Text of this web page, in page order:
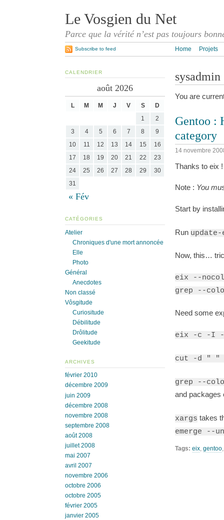
Le Vosgien du Net
Parce que la vérité n’est pas toujours
Home Projets
Subscribe to feed
sysadmin
You are
Gentoo :
category
14 novembre
Thanks to eix !
Note : You
Start by
Run
Now, this…
eix --
grep --
Need some
eix -c -I -
cut -d " "
grep --
and packages
xargs takes
emerge --
Tags: eix, gentoo
CALENDRIER
août 2026
L M M J V S D
« Fév
1
2
3
4 5 6 7 8
9
10
11 12 13 14 15
16
17
18 19 20 21 22
23
24
25 26 27 28 29
30
31
CATÉGORIES
Atelier
Chroniques d'une mort annoncée
Elle
Photo
Général
Anecdotes
Non classé
Vôsgitude
Curiositude
Débilitude
Drôlitude
Geekitude
ARCHIVES
février 2010
décembre 2009
juin 2009
décembre 2008
novembre 2008
septembre 2008
août 2008
juillet 2008
mai 2007
avril 2007
novembre 2006
octobre 2006
octobre 2005
février 2005
janvier 2005